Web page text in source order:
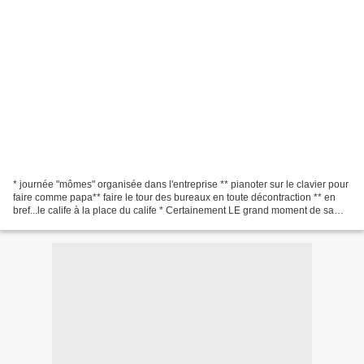
* journée "mômes" organisée dans l'entreprise ** pianoter sur le clavier pour
faire comme papa** faire le tour des bureaux en toute décontraction ** en
bref...le calife à la place du calife * Certainement LE grand moment de sa